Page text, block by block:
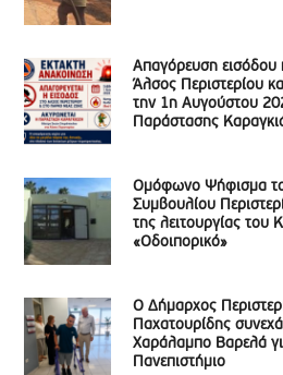
Απαγόρευση εισόδου
Άλσος Περιστερίου
την 1η Αυγούστου
Παράστασης
Ομόφωνο Ψήφισμα
Συμβουλίου
της λειτουργίας
«Οδοιπορικό»
Ο Δήμαρχος
Παχατουρίδης
Χαράλαμπο Βαρελά
Πανεπιστήμιο